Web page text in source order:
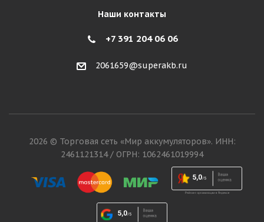
Наши контакты
+7 391 204 06 06
2061659@superakb.ru
2026 © Торговая сеть «Мир аккумуляторов». ИНН:
2461121314 / ОГРН: 1062461019994